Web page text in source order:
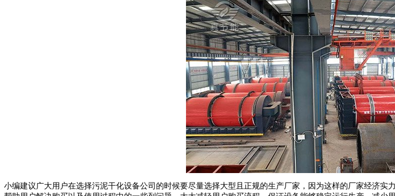
小编建议广大用户在选择污泥干化设备公司的时候要尽量选择大型且正规的生产厂家，因为这样的厂家经济